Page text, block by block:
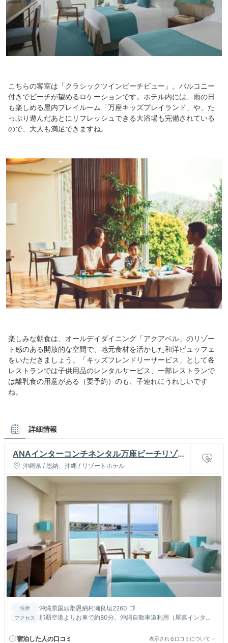
こちらの客室は「クラシックツインビーチビュー」。バルコニー
付きでビーチが望めるロケーションです。ホテル内には、雨の日
も楽しめる屋内プレイルーム「万座キッズプレイランド」や、た
っぷり遊んだあとにリフレッシュできる大浴場も完備されている
ので、大人も満足できますね。
楽しみな朝食は、オールデイダイニング「アクアベル」のリゾー
ト感のある開放的な空間で、地元食材を活かした和洋ビュッフェ
をいただきましょう。「キッズフレンドリーサービス」として各
レストランでは子供用品のレンタルサービス、一部レストランで
は離乳食の用意がある（要予約）のも、子連れにうれしいです
ね。
詳細情報
ANAインターコンチネンタル万座ビーチリゾー
ト 沖縄県 / 恩納、沖縄 / リゾートホテル
住所 沖縄県国頭郡恩納村瀬良垣2260
アクセス
那覇空港よりお車で約80分。沖縄自動車道利用（屋嘉インタ
宿泊した人の口コミ
表示される口コミについて